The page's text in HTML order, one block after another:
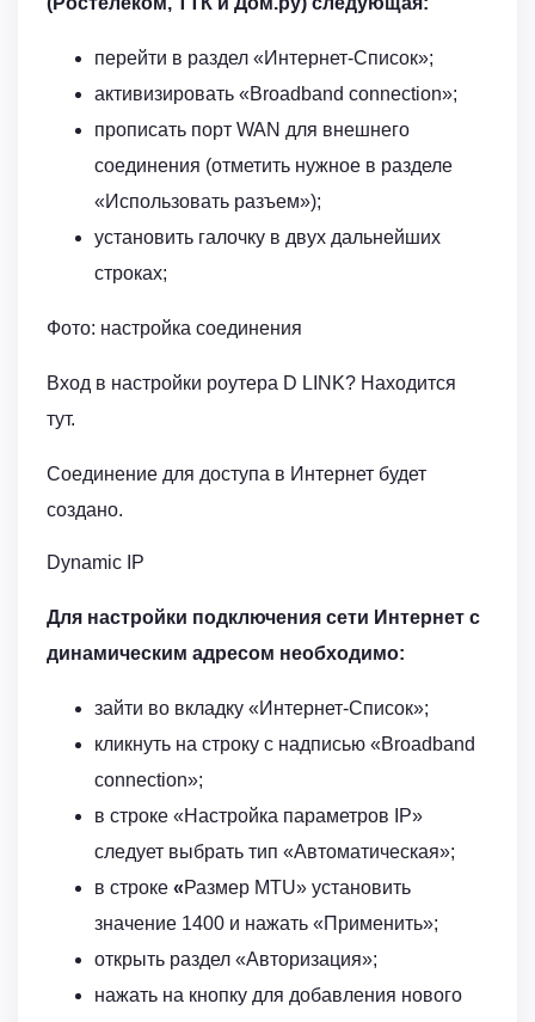
перейти в раздел «Интернет-Список»;
активизировать «Broadband connection»;
прописать порт WAN для внешнего
соединения (отметить нужное в разделе
«Использовать разъем»);
установить галочку в двух дальнейших
строках;
Фото: настройка соединения
Вход в настройки роутера D LINK? Находится
тут.
Соединение для доступа в Интернет будет
создано.
Dynamic IP
Для настройки подключения сети Интернет с
динамическим адресом необходимо:
зайти во вкладку «Интернет-Список»;
кликнуть на строку с надписью «Broadband
connection»;
в строке «Настройка параметров IP»
следует выбрать тип «Автоматическая»;
в строке «Размер MTU» установить
значение 1400 и нажать «Применить»;
открыть раздел «Авторизация»;
нажать на кнопку для добавления нового